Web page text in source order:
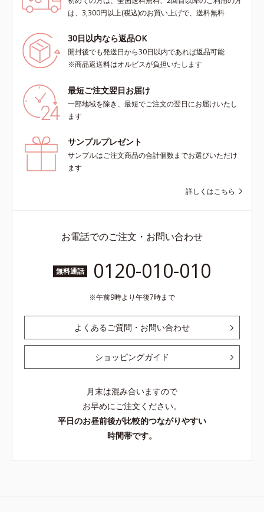
は、3,300円以上(税込)のお買い上げで、送料無料
30日以内なら返品OK
開封後でも発送日から30日以内であれば返品可能
※商品返送料はオルビスが負担いたします
最短ご注文翌日お届け
一部地域を除き、最短でご注文の翌日にお届けいたし
ます
サンプルプレゼント
サンプルはご注文商品の合計個数までお選びいただけ
ます
詳しくはこちら
お電話でのご注文・お問い合わせ
無料通話 0120-010-010
午前9時より午後7時まで
よくあるご質問・お問い合わせ
ショッピングガイド
月末は混み合いますので
お早めにご注文ください。
平日のお昼前後が比較的つながりやすい
時間帯です。